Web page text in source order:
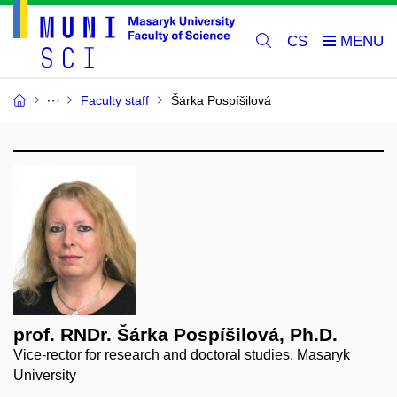
CS
Faculty staff Šárka Pospíšilová
prof. RNDr. Šárka Pospíšilová, Ph.D.
Vice-rector for research and doctoral studies, Masaryk
University